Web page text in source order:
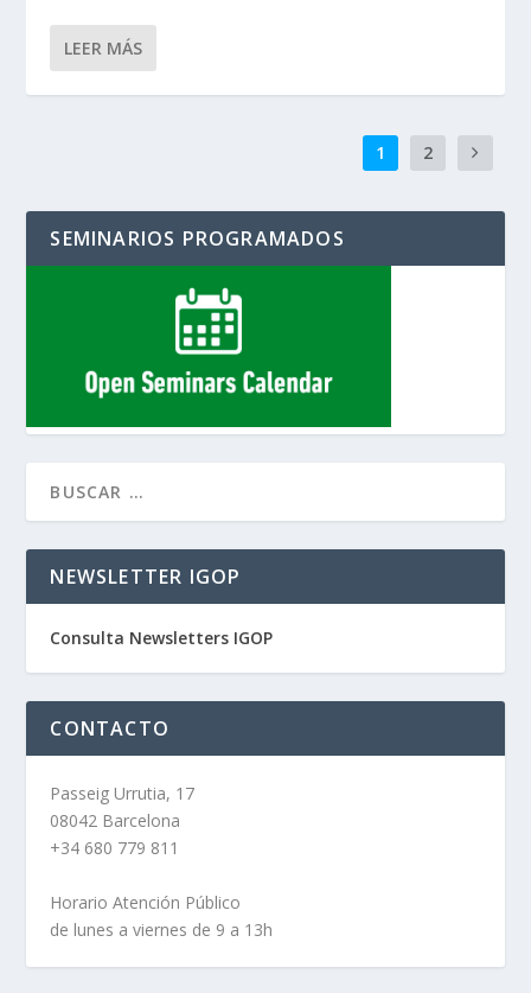
LEER MÁS
1 2
SEMINARIOS PROGRAMADOS
NEWSLETTER IGOP
Consulta Newsletters IGOP
CONTACTO
Passeig Urrutia, 17
08042 Barcelona
+34 680 779 811
Horario Atención Público
de lunes a viernes de 9 a 13h